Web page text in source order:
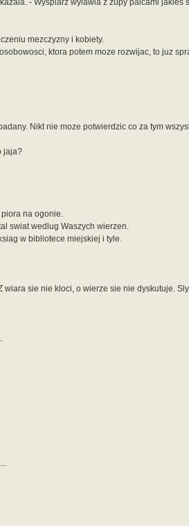
- Wyspiarz wylawia z zupy palcami jakies
mezczyzny i kobiety.
ktora potem moze rozwijac, to juz
Nikt nie moze potwierdzic co za tym
jaja?
na ogonie.
swiat wedlug Waszych wierzen.
w bibliotece miejskiej i tyle.
sie nie kloci, o wierze sie nie dyskutuje.